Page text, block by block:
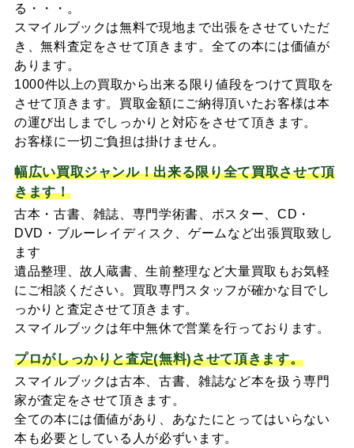
る・・・。
スマイルブックは無料で現地まで出張をさせていただ
き、無料査定をさせて頂きます。全ての本には価値が
あります。
1000件以上の買取から出来る限り値段をつけて買取を
させて頂きます。買取金額にご納得頂いたお客様は本
の運び出しまでしっかりと対応をさせて頂きます。
お客様に一切ご負担は掛けません。
幅広い買取ジャンル！出来る限り全て買取させて頂
きます！
古本・古書、雑誌、専門学術書、ポスター、CD・
DVD・ブルーレイディスク、ゲームなど出張買取致し
ます
遺品整理、故人蔵書、生前整理など大量買取もお気軽
にご相談ください。買取専門スタッフが確かな目でし
っかりと査定させて頂きます。
スマイルブックは年中無休で営業を行っております。
プロがしっかりと査定(無料)させて頂きます。
スマイルブックは古本、古書、雑誌など本を扱う専門
家が査定をさせて頂きます。
全ての本には価値があり、あなたにとってはいらない
本も必要としている人が必ずいます。